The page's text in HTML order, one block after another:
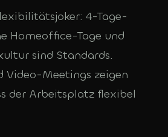
4-Tage-
Homeoffice-Tage und
sind Standards.
Video-Meetings zeigen
der Arbeitsplatz flexibel